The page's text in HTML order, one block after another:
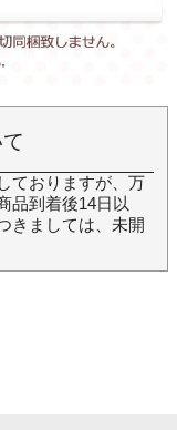
ておりますが、万
品到着後14日以
きましては、未開